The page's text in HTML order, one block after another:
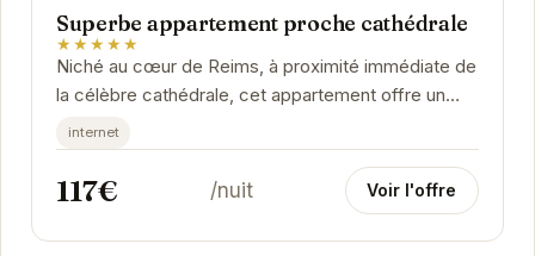
Superbe appartement proche cathédrale
★★★★★
Niché au cœur de Reims, à proximité immédiate de
la célèbre cathédrale, cet appartement offre un
cadre idéal pour un séjour touristique ou...
internet
117€ /nuit Voir l'offre